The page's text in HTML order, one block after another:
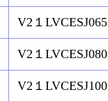
V2１LVCESJ065
V2１LVCESJ080
V2１LVCESJ100